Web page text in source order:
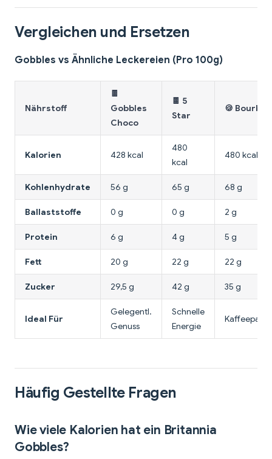
Vergleichen und Ersetzen
Gobbles vs Ähnliche Leckereien (Pro 100g)
Nährstoff
🍫
Gobbles
Choco
🍫 5
Star
🍪 Bourbon
Kalorien 428 kcal
480
kcal
480 kcal
Kohlenhydrate 56 g 65 g 68 g
Ballaststoffe 0 g 0 g 2 g
Protein 6 g 4 g 5 g
Fett 20 g 22 g 22 g
Zucker 29,5 g 42 g 35 g
Ideal Für
Gelegentl.
Genuss
Schnelle
Energie
Häufig Gestellte Fragen
Wie viele Kalorien hat ein Britannia
Gobbles?